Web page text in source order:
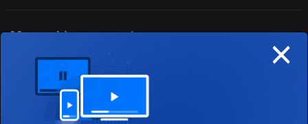
Moçambique exposto.
Ep. 114
12 jun. 2026
Face ao elevado número de inscrições e interesse perante um
tema que marca a actualidade moçambicana, regressamos ao
tema: Jornalistas raptados, empresários desaparecidos,
membros da oposição assassinados.
×